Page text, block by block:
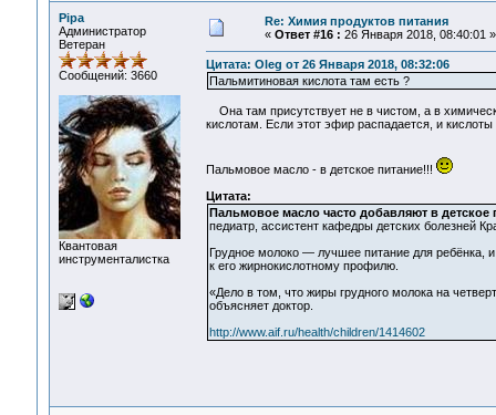
Pipa
Администратор
Ветеран
Сообщений: 3660
Квантовая
инструменталистка
Re: Химия продуктов питания
« Ответ #16 : 26 Января 2018, 08:40:01 »
Цитата: Oleg от 26 Января 2018, 08:32:06
Пальмитиновая кислота там есть ?
Она там присутствует не в чистом, а в
кислотам. Если этот эфир распадается, и
Пальмовое масло - в детское питание!!!
Цитата:
Пальмовое масло часто добавляют в детское
педиатр, ассистент кафедры детских болезней
Грудное молоко — лучшее питание для ребёнка,
к его жирнокислотному профилю.
«Дело в том, что жиры грудного молока на
объясняет доктор.
http://www.aif.ru/health/children/1414602